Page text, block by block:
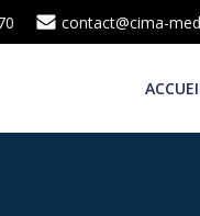
contact@cima-